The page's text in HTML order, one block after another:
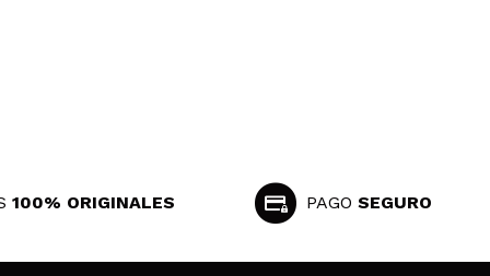
100% ORIGINALES PAGO SEGURO